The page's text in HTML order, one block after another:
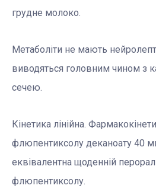
грудне молоко.
Метаболіти не мають
виводяться головним чином з
сечею.
Кінетика лінійна.
флюпентиксолу деканоату 40
еквівалентна щоденній
флюпентиксолу.